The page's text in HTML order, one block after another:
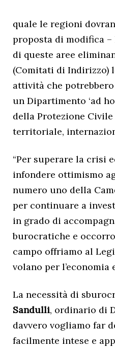
quale le regioni
proposta di modifica
di queste aree
(Comitati di Indirizzo)
attività che
un Dipartimento ‘ad
della Protezione
territoriale,
“Per superare la crisi
infondere ottimismo
numero uno della
per continuare a
in grado di
burocratiche e
campo offriamo al
volano per l’economia
La necessità di
Sandulli, ordinario di
davvero vogliamo far
facilmente intese e